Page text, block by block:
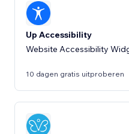
Up Accessibility
Website Accessibility
10 dagen gratis uitproberen